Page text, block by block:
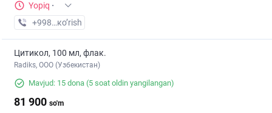
Yopiq ·
+998 (99) XXX-XX-XX
кo’rish
Цитикол, 100 мл, флак.
Radiks, ООО (Узбекистан)
Mavjud: 15 dona (5 soat oldin yangilangan)
81 900 so'm